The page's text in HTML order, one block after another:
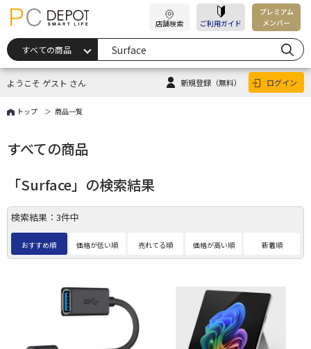
店舗検索 ご利用ガイド
プレミアム
メンバー
ようこそ ゲスト さん 新規登録 （無料） ログイン
トップ 商品一覧
すべての商品
「Surface」の検索結果
検索結果：3件中
おすすめ順 価格が低い順 売れてる順 価格が高い順 新着順